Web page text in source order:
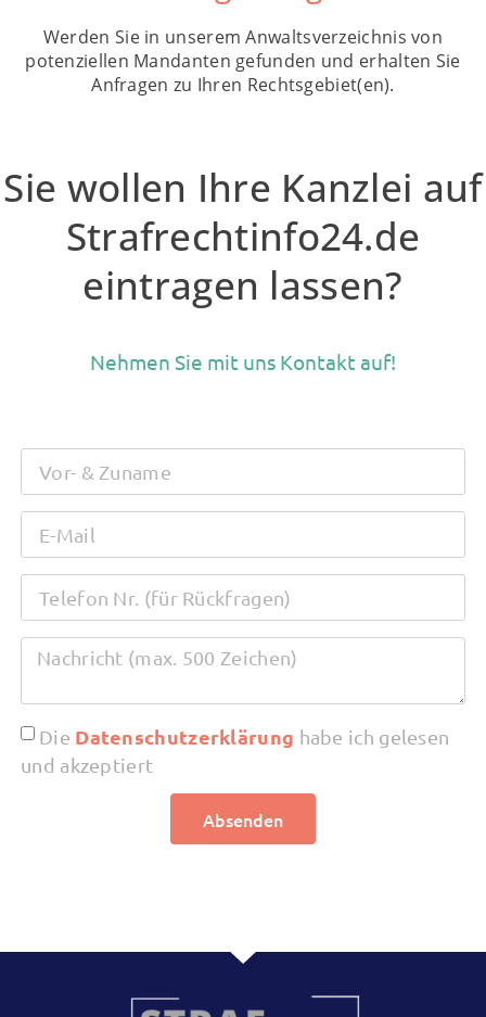
Werden Sie in unserem Anwaltsverzeichnis von
potenziellen Mandanten gefunden und erhalten Sie
Anfragen zu Ihren Rechtsgebiet(en).
Sie wollen Ihre Kanzlei auf
Strafrechtinfo24.de
eintragen lassen?
Nehmen Sie mit uns Kontakt auf!
Die Datenschutzerklärung habe ich gelesen
und akzeptiert
Absenden